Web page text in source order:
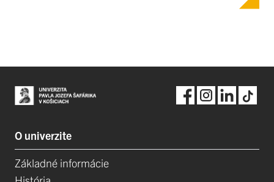
O univerzite
Základné informácie